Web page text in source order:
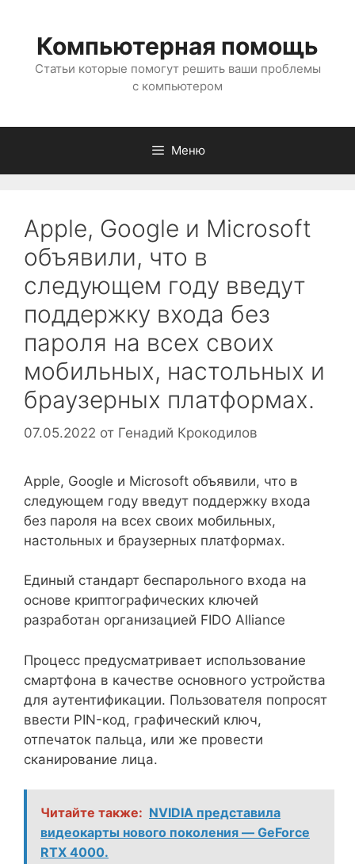
содержимому
Компьютерная помощь
Статьи которые помогут решить ваши проблемы
с компьютером
Меню
Apple, Google и Microsoft
объявили, что в
следующем году введут
поддержку входа без
пароля на всех своих
мобильных, настольных и
браузерных платформах.
07.05.2022 от Генадий Крокодилов
Apple, Google и Microsoft объявили, что в
следующем году введут поддержку входа
без пароля на всех своих мобильных,
настольных и браузерных платформах.
Единый стандарт беспарольного входа на
основе криптографических ключей
разработан организацией FIDO Alliance
Процесс предусматривает использование
смартфона в качестве основного устройства
для аутентификации. Пользователя попросят
ввести PIN-код, графический ключ,
отпечаток пальца, или же провести
сканирование лица.
Читайте также: NVIDIA представила
видеокарты нового поколения — GeForce
RTX 4000.